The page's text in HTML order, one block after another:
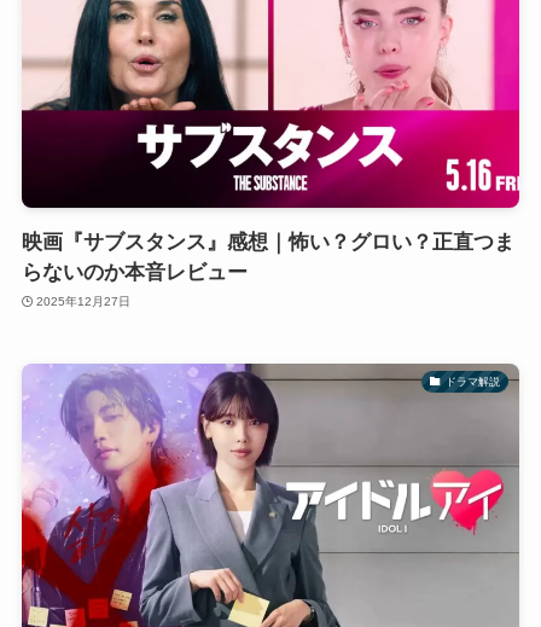
映画『サブスタンス』感想｜怖い？グロい？正直つま
らないのか本音レビュー
2025年12月27日
ドラマ解説